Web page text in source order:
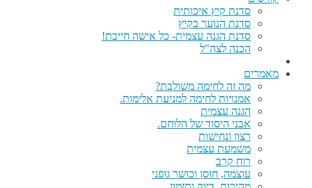
סדנת קיץ איכותית
סדנת הנוער בקיץ
סדנת הגנה עצמית- כל אישה חייבת!
הכנה לצה"ל
מאמרים
מה זה לחימה משולבת?
אמנויות לחימה למניעת אלימות.
הגנה עצמית
אבני היסוד של הלוחם.
רצון ונחישות
משמעת עצמית
רוח קרב
עוצמה, חוסן וכושר גופני